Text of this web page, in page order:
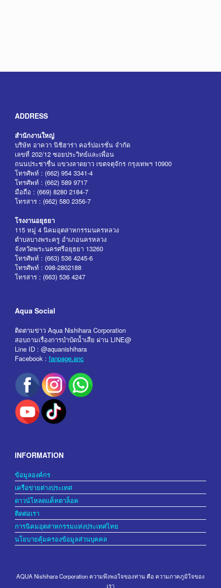
ADDRESS
สำนักงานใหญ่
บริษัท อาควา นิชิฮาร่า คอร์ปอเรชั่น จำกัด
เลขที่ 202/12 ซอยประวิทย์และเพื่อน
ถนนประชาชื่น แขวงลาดยาว เขตจตุจักร กรุงเทพฯ 10900
โทรศัพท์ : (662) 954 3341-4
โทรศัพท์ : (662) 589 9717
มือถือ : (669) 8280 2184-7
โทรสาร : (662) 580 2356-7
โรงงานอยุธยา
115 หมู่ 4 นิคมอุตสาหกรรมนครหลวง
ตำบลบางพระครู อำเภอนครหลวง
จังหวัดพระนครศรีอยุธยา 13260
โทรศัพท์ : (663) 536 4245-6
โทรศัพท์ : 098-2802188
โทรสาร : (663) 536 4247
Aqua Social
ติดตามข่าว Aqua Nishihara Corporation
สอบถามเรื่องการบำบัดน้ำเสีย ผ่าน LINE@
Line ID : @aquanishihara
Facebook : fanpage.anc
INFORMATION
ข้อมูลองค์กร
เครือข่ายต่างประเทศ
ดาวน์โหลดแค็ทตาล็อค
ติดต่อเรา
การนิคมอุตสาหกรรมแห่งประเทศไทย
นโยบายคุ้มครองข้อมูลส่วนบุคคล
AQUA Nishihara Corporation ความพึงพอใจของท่าน คือ ความภาคภูมิใจของ
เรา